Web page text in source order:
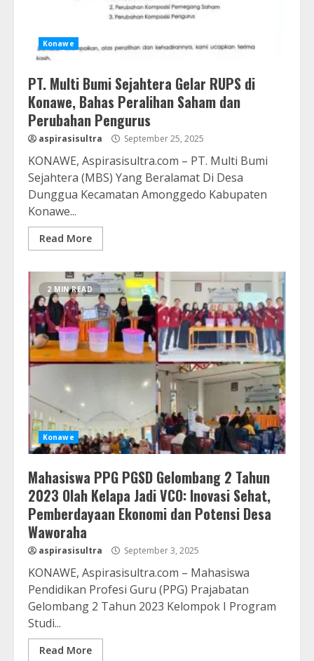
Konawe
PT. Multi Bumi Sejahtera Gelar RUPS di
Konawe, Bahas Peralihan Saham dan
Perubahan Pengurus
aspirasisultra September 25, 2025
KONAWE, Aspirasisultra.com – PT. Multi Bumi
Sejahtera (MBS) Yang Beralamat Di Desa
Dunggua Kecamatan Amonggedo Kabupaten
Konawe...
Read More
2 MIN READ
Konawe
Mahasiswa PPG PGSD Gelombang 2 Tahun
2023 Olah Kelapa Jadi VCO: Inovasi Sehat,
Pemberdayaan Ekonomi dan Potensi Desa
Waworaha
aspirasisultra September 3, 2025
KONAWE, Aspirasisultra.com – Mahasiswa
Pendidikan Profesi Guru (PPG) Prajabatan
Gelombang 2 Tahun 2023 Kelompok I Program
Studi...
Read More